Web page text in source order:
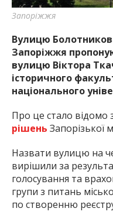
Запоріжжя
Вулицю
Запоріжжя
вулицю Віктора
історичного
національного
Про це стало відомо
рішень Запорізької
Назвати вулицю на
вирішили за
голосування та
групи з питань
по створенню